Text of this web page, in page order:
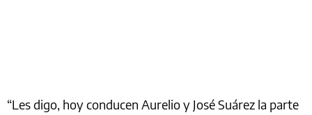
“Les digo, hoy conducen Aurelio y José Suárez la parte